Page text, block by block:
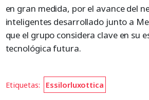
en gran medida, por el avance del
inteligentes desarrollado junto a
que el grupo considera clave en su
tecnológica futura.
Etiquetas: Essilorluxottica